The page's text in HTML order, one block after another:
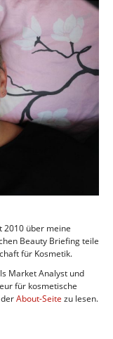
2010 über meine
Beauty Briefing teile
für Kosmetik.
Market Analyst und
für kosmetische
About-Seite zu lesen.